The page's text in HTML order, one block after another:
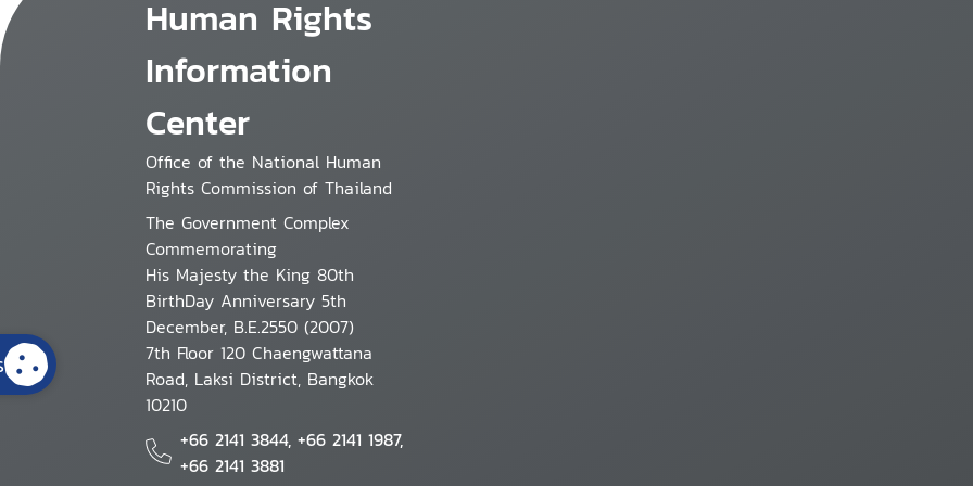
Human Rights
Information
Center
Office of the National Human
Rights Commission of Thailand
The Government Complex
Commemorating
His Majesty the King 80th
BirthDay Anniversary 5th
December, B.E.2550 (2007)
7th Floor 120 Chaengwattana
Road, Laksi District, Bangkok
10210
+66 2141 3844, +66 2141 1987,
+66 2141 3881